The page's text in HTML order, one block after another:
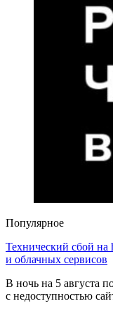
Популярное
Технический сбой на
и облачных сервисов
В ночь на 5 августа
с недоступностью